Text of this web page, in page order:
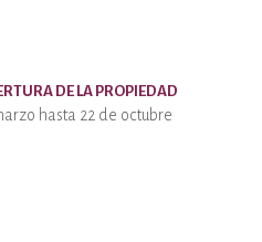
DE LA PROPIEDAD
hasta 22 de octubre